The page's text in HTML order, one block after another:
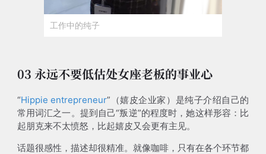
工作中的纯子
03 永远不要低估处女座老板的事业心
“Hippie entrepreneur”（嬉皮企业家）是纯子介绍自己的
常用词汇之一。提到自己“叛逆”的程度时，她这样形容：比
起朋克来不太愤怒，比起嬉皮又会更有主见。
话题很感性，描述却很精准。就像咖啡，只有在各个环节都